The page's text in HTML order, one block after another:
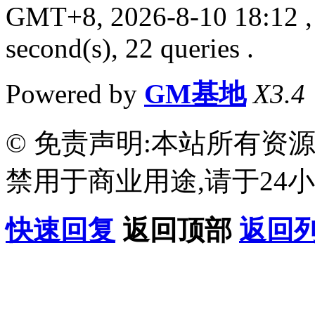
GMT+8, 2026-8-10 18:12
second(s), 22 queries .
Powered by GM基地 X3.4
© 免责声明:本站所有资
禁用于商业用途,请于24
快速回复 返回顶部 返回